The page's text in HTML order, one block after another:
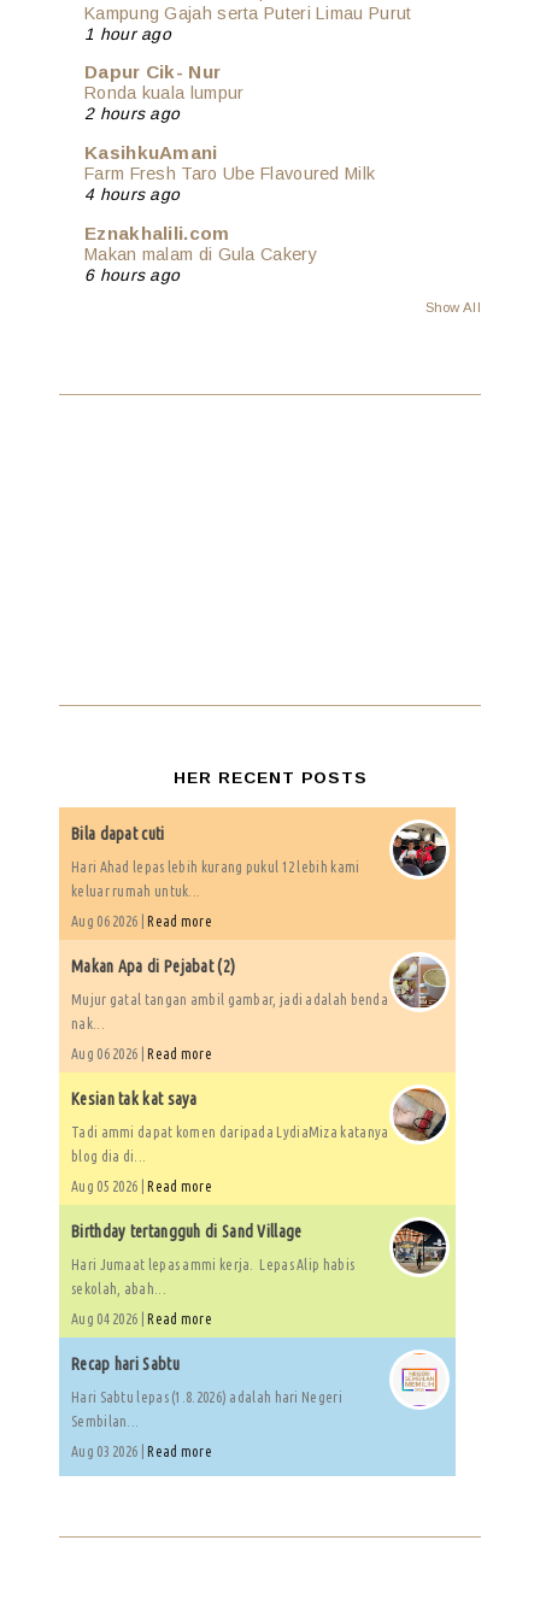
Kampung Gajah serta Puteri Limau Purut
1 hour ago
Dapur Cik- Nur
Ronda kuala lumpur
2 hours ago
KasihkuAmani
Farm Fresh Taro Ube Flavoured Milk
4 hours ago
Eznakhalili.com
Makan malam di Gula Cakery
6 hours ago
Show All
HER RECENT POSTS
Bila dapat cuti
Hari Ahad lepas lebih kurang pukul 12 lebih kami
keluar rumah untuk...
Aug 06 2026 | Read more
Makan Apa di Pejabat (2)
Mujur gatal tangan ambil gambar, jadi adalah benda
nak...
Aug 06 2026 | Read more
Kesian tak kat saya
Tadi ammi dapat komen daripada LydiaMiza katanya
blog dia di...
Aug 05 2026 | Read more
Birthday tertangguh di Sand Village
Hari Jumaat lepas ammi kerja. Lepas Alip habis
sekolah, abah...
Aug 04 2026 | Read more
Recap hari Sabtu
Hari Sabtu lepas (1.8.2026) adalah hari Negeri
Sembilan...
Aug 03 2026 | Read more